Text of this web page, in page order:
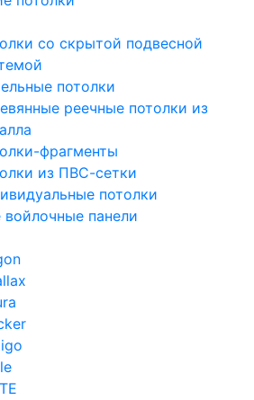
со скрытой подвесной
потолки
реечные потолки из
фрагменты
из ПВС-сетки
потолки
войлочные панели